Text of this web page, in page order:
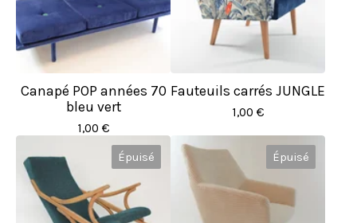
Canapé POP années 70
bleu vert
1,00 €
Fauteuils carrés JUNGLE
1,00 €
Épuisé Épuisé